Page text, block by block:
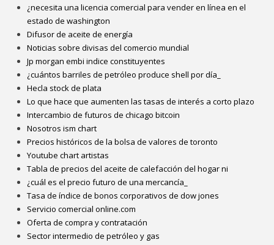
¿necesita una licencia comercial para vender en línea en el
estado de washington
Difusor de aceite de energía
Noticias sobre divisas del comercio mundial
Jp morgan embi indice constituyentes
¿cuántos barriles de petróleo produce shell por día_
Hecla stock de plata
Lo que hace que aumenten las tasas de interés a corto plazo
Intercambio de futuros de chicago bitcoin
Nosotros ism chart
Precios históricos de la bolsa de valores de toronto
Youtube chart artistas
Tabla de precios del aceite de calefacción del hogar ni
¿cuál es el precio futuro de una mercancía_
Tasa de índice de bonos corporativos de dow jones
Servicio comercial online.com
Oferta de compra y contratación
Sector intermedio de petróleo y gas